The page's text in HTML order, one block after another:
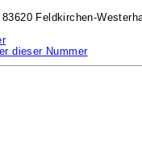
83620 Feldkirchen-
dieser Nummer